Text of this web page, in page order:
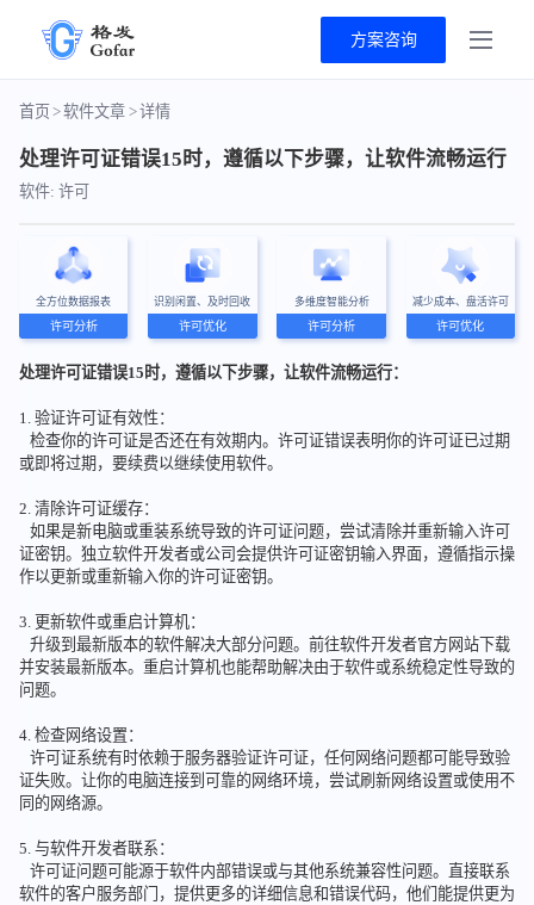
方案咨询
首页>软件文章 >详情
处理许可证错误15时，遵循以下步骤，让软件流畅运行
软件: 许可
全方位数据报表
许可分析
识别闲置、及时回收
许可优化
多维度智能分析
许可分析
减少成本、盘活许可
许可优化
处理许可证错误15时，遵循以下步骤，让软件流畅运行：
1. 验证许可证有效性：
检查你的许可证是否还在有效期内。许可证错误表明你的许可证已过期
或即将过期，要续费以继续使用软件。
2. 清除许可证缓存：
如果是新电脑或重装系统导致的许可证问题，尝试清除并重新输入许可
证密钥。独立软件开发者或公司会提供许可证密钥输入界面，遵循指示操
作以更新或重新输入你的许可证密钥。
3. 更新软件或重启计算机：
升级到最新版本的软件解决大部分问题。前往软件开发者官方网站下载
并安装最新版本。重启计算机也能帮助解决由于软件或系统稳定性导致的
问题。
4. 检查网络设置：
许可证系统有时依赖于服务器验证许可证，任何网络问题都可能导致验
证失败。让你的电脑连接到可靠的网络环境，尝试刷新网络设置或使用不
同的网络源。
5. 与软件开发者联系：
许可证问题可能源于软件内部错误或与其他系统兼容性问题。直接联系
软件的客户服务部门，提供更多的详细信息和错误代码，他们能提供更为